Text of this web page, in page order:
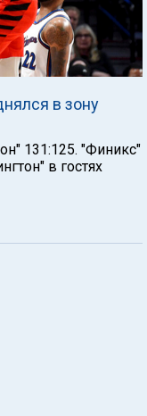
в зону
131:125. "Финикс"
в гостях